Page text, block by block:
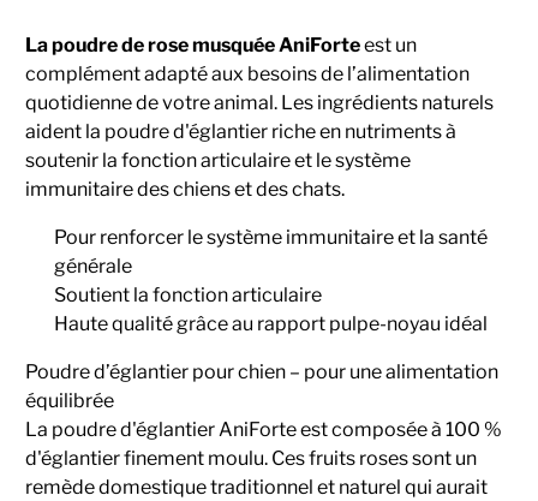
La poudre de rose musquée AniForteest un
complément adapté aux besoins de l’alimentation
quotidienne de votre animal. Les ingrédients naturels
aident la poudre d'églantier riche en nutriments à
soutenir la fonction articulaire et le système
immunitaire des chiens et des chats.
Pour renforcer le système immunitaire et la santé
générale
Soutient la fonction articulaire
Haute qualité grâce au rapport pulpe-noyau idéal
Poudre d’églantier pour chien – pour une alimentation
équilibrée
La poudre d'églantier AniForte est composée à 100 %
d'églantier finement moulu. Ces fruits roses sont un
remède domestique traditionnel et naturel qui aurait